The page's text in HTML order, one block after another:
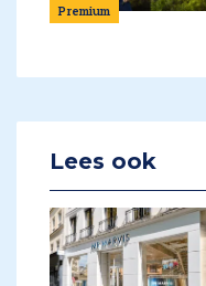
Premium
Lees ook